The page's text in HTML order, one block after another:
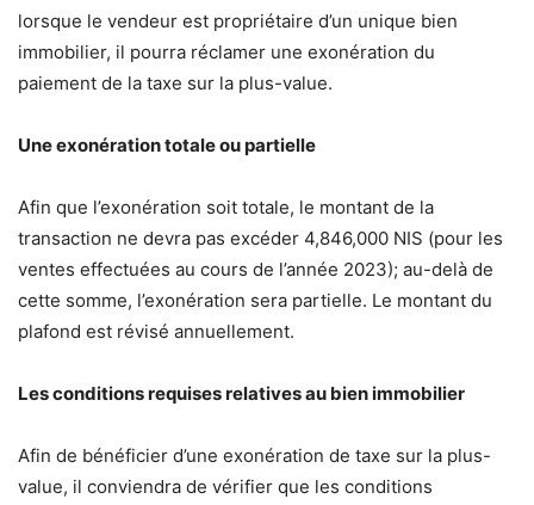
lorsque le vendeur est propriétaire d’un unique bien
immobilier, il pourra réclamer une exonération du
paiement de la taxe sur la plus-value.
Une exonération totale ou partielle
Afin que l’exonération soit totale, le montant de la
transaction ne devra pas excéder 4,846,000 NIS (pour les
ventes effectuées au cours de l’année 2023); au-delà de
cette somme, l’exonération sera partielle. Le montant du
plafond est révisé annuellement.
Les conditions requises relatives au bien immobilier
Afin de bénéficier d’une exonération de taxe sur la plus-
value, il conviendra de vérifier que les conditions